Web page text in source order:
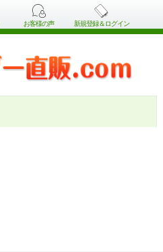
お客様の声 新規登録＆ログイン